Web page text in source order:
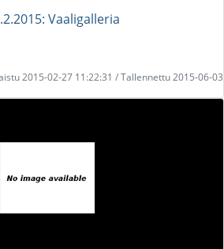
Vaaligalleria
2015-02-27 11:22:31 / Tallennettu 2015-06-03